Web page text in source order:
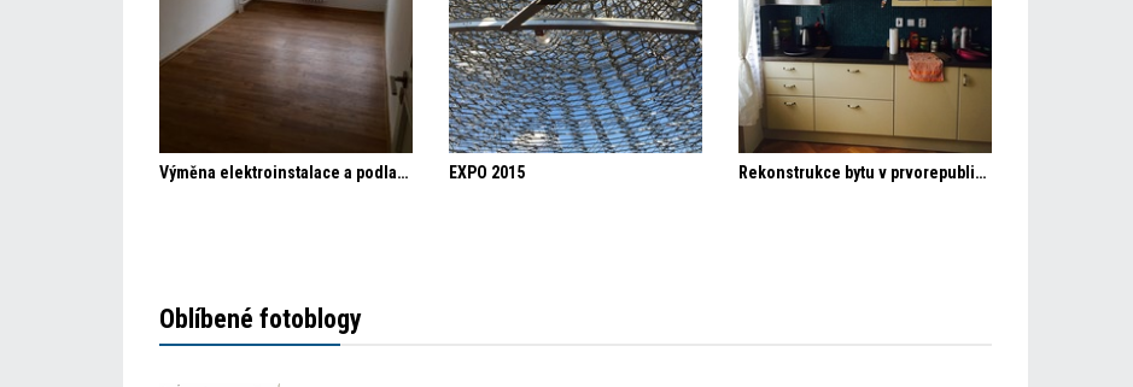
Výměna elektroinstalace a podlahy v části bytu EXPO 2015 Rekonstrukce bytu v prvorepublikové vile
Oblíbené fotoblogy